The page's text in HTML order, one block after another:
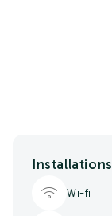
Installations
Wi-fi